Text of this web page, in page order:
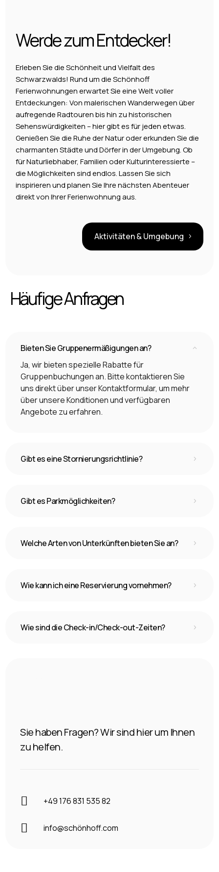
Werde zum Entdecker!
Erleben Sie die Schönheit und Vielfalt des
Schwarzwalds! Rund um die Schönhoff
Ferienwohnungen erwartet Sie eine Welt voller
Entdeckungen: Von malerischen Wanderwegen über
aufregende Radtouren bis hin zu historischen
Sehenswürdigkeiten – hier gibt es für jeden etwas.
Genießen Sie die Ruhe der Natur oder erkunden Sie die
charmanten Städte und Dörfer in der Umgebung. Ob
für Naturliebhaber, Familien oder Kulturinteressierte –
die Möglichkeiten sind endlos. Lassen Sie sich
inspirieren und planen Sie Ihre nächsten Abenteuer
direkt von Ihrer Ferienwohnung aus.
Aktivitäten & Umgebung
Häufige Anfragen
2
Bieten Sie Gruppenermäßigungen an?
Ja, wir bieten spezielle Rabatte für
Gruppenbuchungen an. Bitte kontaktieren Sie
uns direkt über unser Kontaktformular, um mehr
über unsere Konditionen und verfügbaren
Angebote zu erfahren.
5
Gibt es eine Stornierungsrichtlinie?
5
Gibt es Parkmöglichkeiten?
5
Welche Arten von Unterkünften bieten Sie an?
5
Wie kann ich eine Reservierung vornehmen?
5
Wie sind die Check-in/Check-out-Zeiten?
Sie haben Fragen? Wir sind hier um Ihnen
zu helfen.
 +49 176 831 535 82
 info@schönhoff.com